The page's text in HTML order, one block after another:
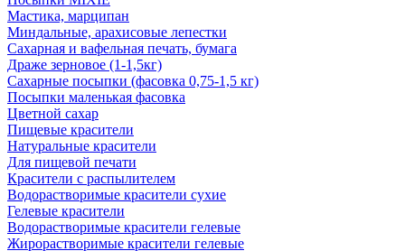
Мастика, марципан
Миндальные, арахисовые лепестки
Сахарная и вафельная печать, бумага
Драже зерновое (1-1,5кг)
Сахарные посыпки (фасовка 0,75-1,5 кг)
Посыпки маленькая фасовка
Цветной сахар
Пищевые красители
Натуральные красители
Для пищевой печати
Красители с распылителем
Водорастворимые красители сухие
Гелевые красители
Водорастворимые красители гелевые
Жирорастворимые красители гелевые